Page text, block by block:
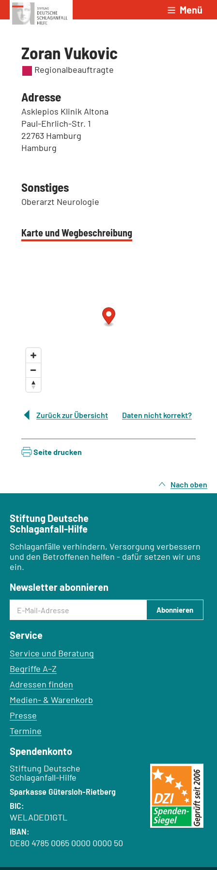
Zum Inhalt springen Menü
Zoran Vukovic
Regionalbeauftragte
Adresse
Asklepios Klinik Altona
Paul-Ehrlich-Str. 1
22763 Hamburg
Hamburg
Sonstiges
Oberarzt Neurologie
Karte und Wegbeschreibung
Zurück zur Übersicht Daten nicht korrekt?
Seite drucken
Nach oben
Stiftung Deutsche
Schlaganfall-Hilfe
Schlaganfälle verhindern, Versorgung verbessern
und den Betroffenen helfen - dafür setzen wir uns
ein.
Newsletter abonnieren
Abonnieren
Service
Service und Beratung
Begriffe A–Z
Adressen finden
Medien- & Warenkorb
Presse
Termine
Spendenkonto
Empfänger:
Stiftung Deutsche
Schlaganfall-Hilfe
Bank:
Sparkasse Gütersloh-Rietberg
BIC:
WELADED1GTL
IBAN:
DE80 4785 0065 0000 0000 50